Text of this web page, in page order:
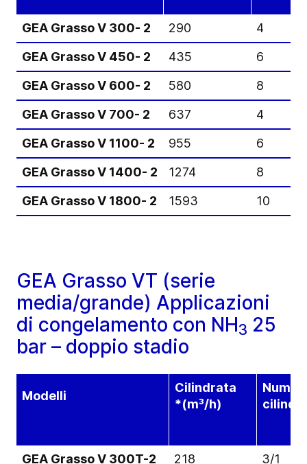
GEA Grasso V 300- 2 290
4
GEA Grasso V 450- 2
435
6
GEA Grasso V 600- 2
580
8
GEA Grasso V 700- 2
637
4
GEA Grasso V 1100- 2
955
6
GEA Grasso V 1400- 2
1274
8
GEA Grasso V 1800- 2
1593 10
GEA Grasso VT (serie
media/grande) Applicazioni
di congelamento con NH3 25
bar – doppio stadio
Modelli
Cilindrata
*(m³/h)
cilindri
GEA Grasso V 300T-2 218 3/1